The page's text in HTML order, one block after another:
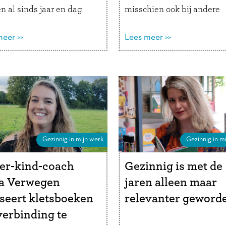
al sinds jaar en dag
Wat is De Wereld
precies? “We zijn
…Lees verder
>>
misschien ook bij andere
empathisch zijn, maar het
verleidelijk om gerust te
oplossing aan te dragen. …
Lees verder
Lees meer >>
Gezinnig in mijn werk
kind-coach
Verwegen
kletsboeken
te
Gezinnig in
Gezinnig is met de
jaren alleen maar
relevanter